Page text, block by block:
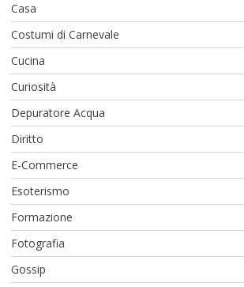
Casa
Costumi di Carnevale
Cucina
Curiosità
Depuratore Acqua
Diritto
E-Commerce
Esoterismo
Formazione
Fotografia
Gossip